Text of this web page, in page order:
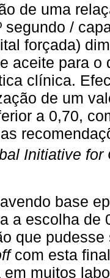
de uma
segundo /
forçada)
aceite para
clínica.
de um
a 0,70,
Initiative for
base
a escolha de
que
com esta
muitos